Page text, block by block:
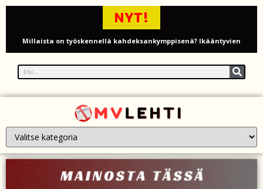
NYT!
Millaista on työskennellä kahdeksankymppisenä? Ikääntyvien
Iso-Britannia pysäytti Venäjän varjolaivaston öljytankkerin Englannin
kanaalissa – isku Putinin sotakassaan
Mies syytteessä, kun auto rysäytti läpi keilahallin seinän Derbyshiressä
New Yorkin NBA-mestaruusjuhlat riistäytyivät käsistä – teini ammuttiin